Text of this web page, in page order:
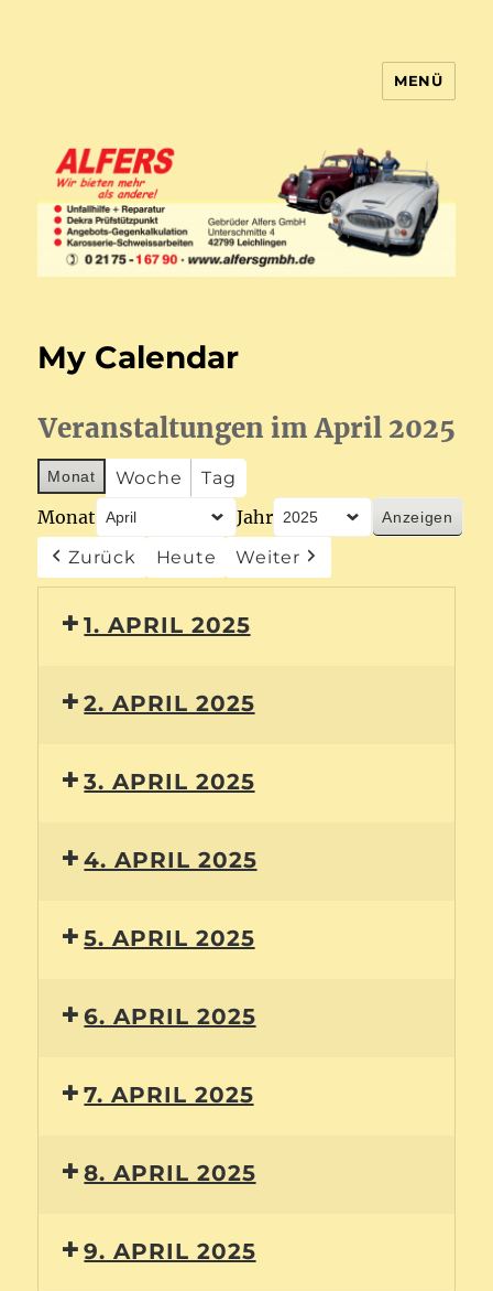
MENÜ
My Calendar
Veranstaltungen im April 2025
Monat Woche Tag
Monat Jahr
Zurück Heute Weiter
1. APRIL 2025
2. APRIL 2025
3. APRIL 2025
4. APRIL 2025
5. APRIL 2025
6. APRIL 2025
7. APRIL 2025
8. APRIL 2025
9. APRIL 2025